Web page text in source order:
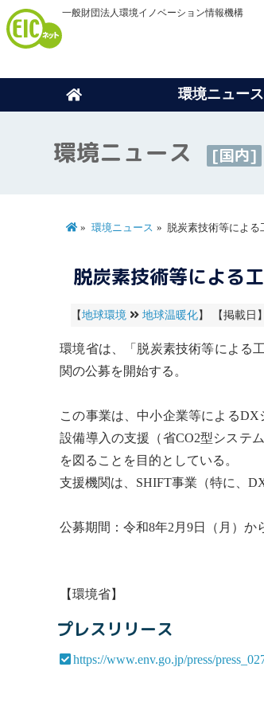
一般財団法人環境イノベーション情報機構
環境ニュース
環境ニュース [国内]
環境ニュース 脱炭素技術等によ
脱炭素技術等による
【地球環境 地球温暖化】 【掲載日
環境省は、「脱炭素技術等による
関の公募を開始する。
この事業は、中小企業等による
設備導入の支援（省CO2型システ
を図ることを目的としている。
支援機関は、SHIFT事業（特に、
公募期間：令和8年2月9日（月）か
【環境省】
プレスリリース
https://www.env.go.jp/press/